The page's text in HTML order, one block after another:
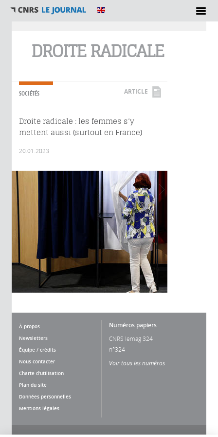
DROITE RADICALE
SOCIÉTÉS ARTICLE
Droite radicale : les femmes s’y
mettent aussi (surtout en France)
20.01.2023
À propos
Newsletters
Équipe / crédits
Nous contacter
Charte d'utilisation
Plan du site
Données personnelles
Mentions légales
Numéros papiers
CNRS lemag 324
n°324
Voir tous les numéros